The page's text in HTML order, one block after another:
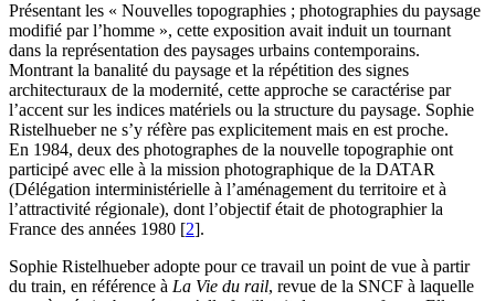
Présentant les « Nouvelles topographies ; photographies du paysage
modifié par l’homme », cette exposition avait induit un tournant
dans la représentation des paysages urbains contemporains.
Montrant la banalité du paysage et la répétition des signes
architecturaux de la modernité, cette approche se caractérise par
l’accent sur les indices matériels ou la structure du paysage. Sophie
Ristelhueber ne s’y réfère pas explicitement mais en est proche.
En 1984, deux des photographes de la nouvelle topographie ont
participé avec elle à la mission photographique de la DATAR
(Délégation interministérielle à l’aménagement du territoire et à
l’attractivité régionale), dont l’objectif était de photographier la
France des années 1980 [2].
Sophie Ristelhueber adopte pour ce travail un point de vue à partir
du train, en référence à La Vie du rail, revue de la SNCF à laquelle